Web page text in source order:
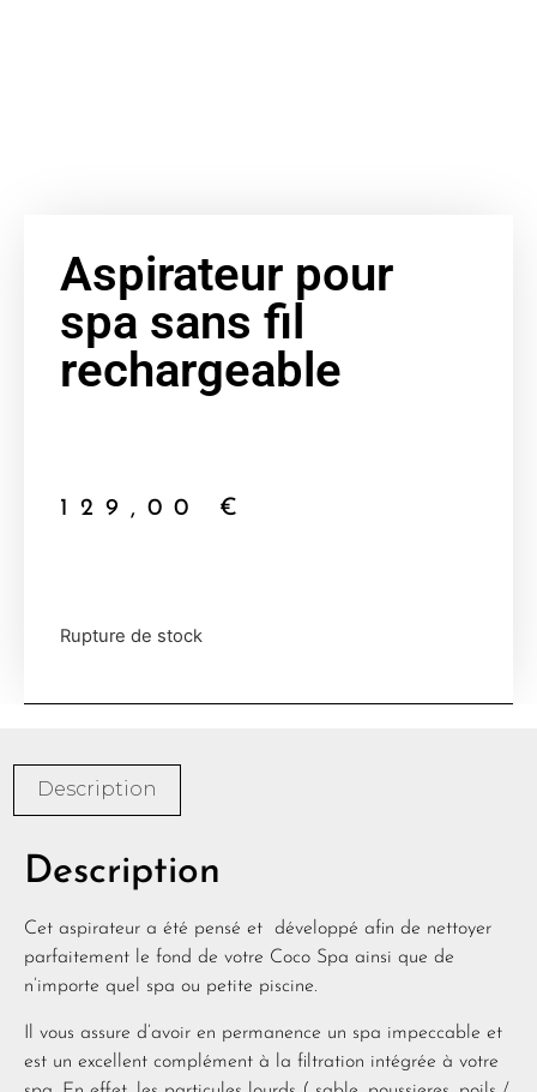
Aspirateur pour
spa sans fil
rechargeable
129,00 €
Rupture de stock
Description
Description
Cet aspirateur a été pensé et développé afin de nettoyer
parfaitement le fond de votre Coco Spa ainsi que de
n’importe quel spa ou petite piscine.
Il vous assure d’avoir en permanence un spa impeccable et
est un excellent complément à la filtration intégrée à votre